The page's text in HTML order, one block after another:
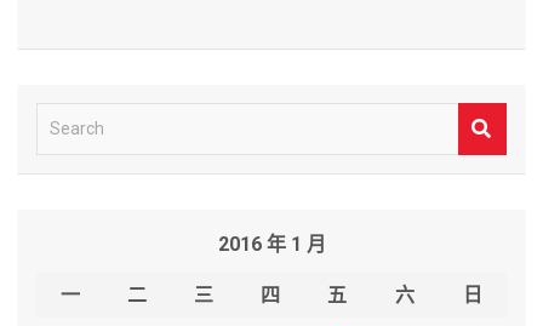
e
2016 年 1 月
一 二 三 四 五 六
日